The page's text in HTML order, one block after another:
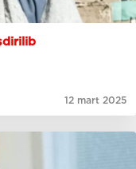
12 mart 2025